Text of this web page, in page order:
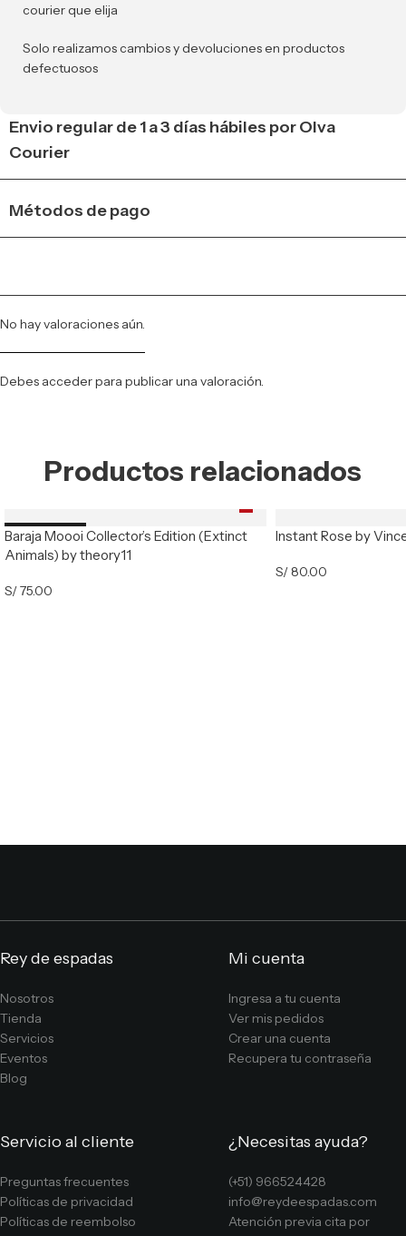
courier que elija
Solo realizamos cambios y devoluciones en productos
defectuosos
Envio regular de 1 a 3 días hábiles por Olva
Courier
Métodos de pago
No hay valoraciones aún.
Debes accederpara publicar una valoración.
Productos relacionados
Nuevo
Baraja Moooi Collector’s Edition (Extinct
Animals) by theory11
S/75.00
Instant Rose by
S/80.00
Rey de espadas
Nosotros
Tienda
Servicios
Eventos
Blog
Mi cuenta
Ingresa a tu cuenta
Ver mis pedidos
Crear una cuenta
Recupera tu contraseña
Servicio al cliente
Preguntas frecuentes
Políticas de privacidad
Políticas de reembolso
¿Necesitas ayuda?
(+51) 966524428
info@reydeespadas.com
Atención previa cita por